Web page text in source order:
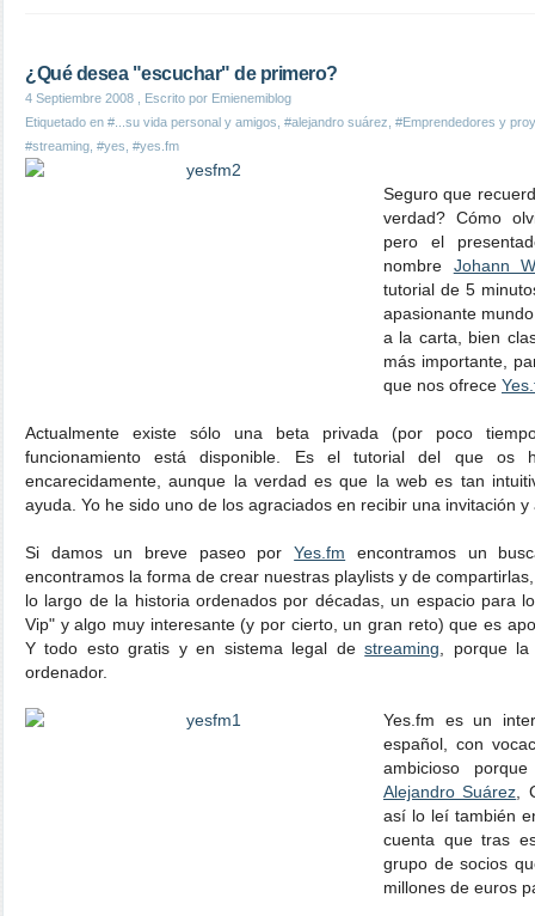
¿Qué desea "escuchar" de primero?
4 Septiembre 2008 , Escrito por Emienemiblog
Etiquetado en #...su vida personal y amigos #alejandro suárez #Emprendedores y
#streaming #yes #yes.fm
Seguro que
verdad? Cómo
pero el
nombre Johann
tutorial de 5
apasionante
a la carta, bien
más importante,
que nos ofrece
Actualmente existe sólo una beta privada (por poco
funcionamiento está disponible. Es el tutorial del que os
encarecidamente, aunque la verdad es que la web es tan
ayuda. Yo he sido uno de los agraciados en recibir una invitación
Si damos un breve paseo porYes.fm encontramos un
encontramos la forma de crear nuestras playlists y de
lo largo de la historia ordenados por décadas, un espacio para
Vip" y algo muy interesante (y por cierto, un gran reto) que es
Y todo esto gratis y en sistema legal destreaming , porque
ordenador.
Yes.fm es un
español, con
ambicioso
Alejandro Suárez ,
así lo leí también
cuenta que tras
grupo de socios
millones de euros